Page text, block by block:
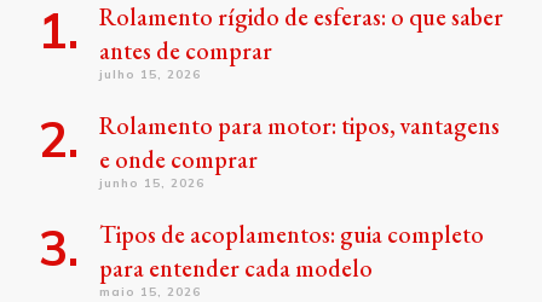
Rolamento rígido de esferas: o que saber
antes de comprar
julho 15, 2026
Rolamento para motor: tipos, vantagens
e onde comprar
junho 15, 2026
Tipos de acoplamentos: guia completo
para entender cada modelo
maio 15, 2026